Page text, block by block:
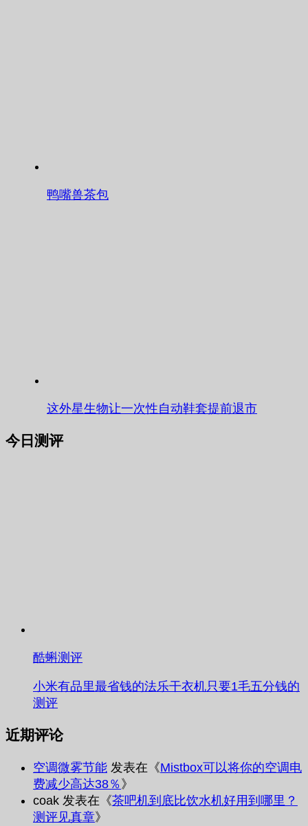
鸭嘴兽茶包
这外星生物让一次性自动鞋套提前退市
今日测评
酷蝌测评
小米有品里最省钱的法乐干衣机只要1毛五分钱的
测评
近期评论
空调微雾节能 发表在《Mistbox可以将你的空调电
费减少高达38％ 》
coak 发表在《茶吧机到底比饮水机好用到哪里？
测评见真章》